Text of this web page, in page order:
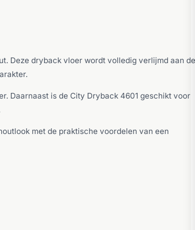
Deze dryback vloer wordt volledig verlijmd aan de
Daarnaast is de City Dryback 4601 geschikt voor
met de praktische voordelen van een